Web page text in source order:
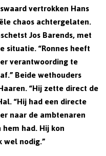
vertrokken Hans
chaos achtergelaten.
Jos Barends, met
situatie. “Ronnes heeft
verantwoording te
Beide wethouders
“Hij zette direct de
“Hij had een directe
naar de ambtenaren
had. Hij kon
nodig.”